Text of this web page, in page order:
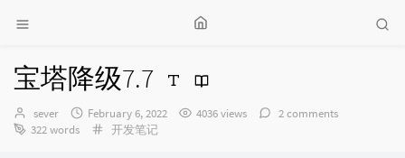
宝塔降级7.7
Author：
sever
发
布
February 6, 2022 4036 views
2 comments
322 words
Categories：
开发笔记